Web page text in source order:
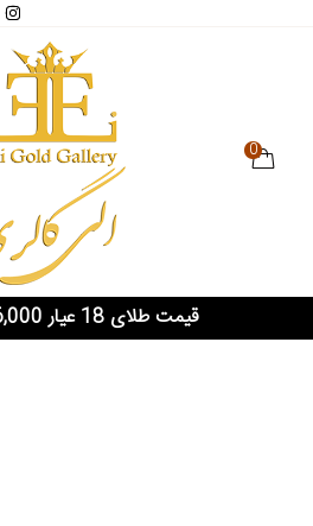
0
قیمت طلای 18 عیار 18,596,000 تومان